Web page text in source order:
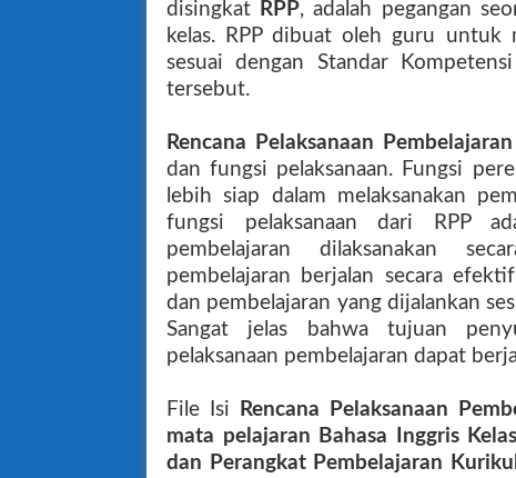
disingkat
RPP, adalah pegangan
kelas. RPP dibuat oleh guru untuk
sesuai dengan Standar
tersebut.
Rencana Pelaksanaan Pembelajaran
dan fungsi pelaksanaan. Fungsi
lebih siap dalam melaksanakan
fungsi pelaksanaan dari RPP
pembelajaran dilaksanakan
pembelajaran berjalan secara
dan pembelajaran yang dijalankan
Sangat jelas bahwa tujuan
pelaksanaan pembelajaran dapat
File Isi Rencana Pelaksanaan
mata pelajaran Bahasa Inggris
dan Perangkat Pembelajaran